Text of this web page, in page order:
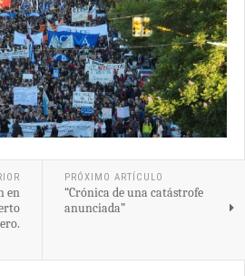
en
PRÓXIMO ARTÍCULO
“Crónica de una catástrofe
anunciada”